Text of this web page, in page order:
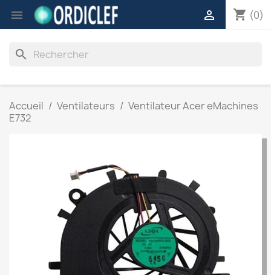
 shopping_cart (0)

search
Accueil Ventilateurs
Ventilateur Acer eMachines
E732